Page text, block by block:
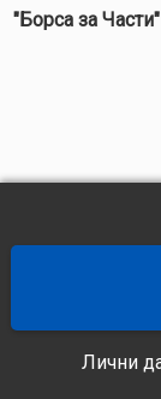
"Борса за
Лични